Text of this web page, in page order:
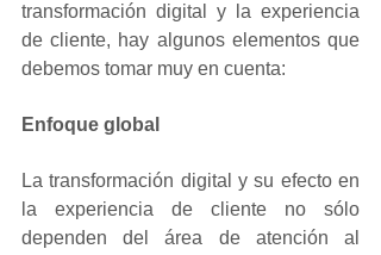
transformación digital y la experiencia
de cliente, hay algunos elementos que
debemos tomar muy en cuenta:
Enfoque global
La transformación digital y su efecto en
la experiencia de cliente no sólo
dependen del área de atención al